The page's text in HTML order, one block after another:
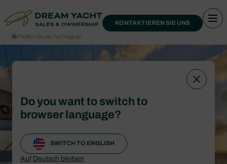
KONTAKTIEREN SIE UNS
›Treffen Sie die Yachteigner
Do you want to switch to
browser language?
SWITCH TO ENGLISH
Auf Deutsch bleiben